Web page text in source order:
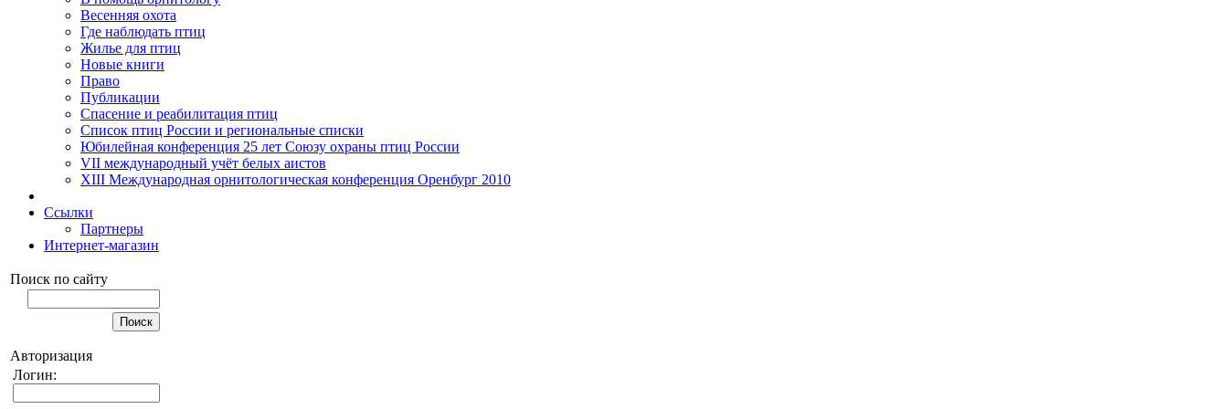
Весенняя охота
Где наблюдать птиц
Жилье для птиц
Новые книги
Право
Публикации
Спасение и реабилитация птиц
Список птиц России и региональные списки
Юбилейная конференция 25 лет Союзу охраны птиц России
VII международный учёт белых аистов
XIII Международная орнитологическая конференция Оренбург 2010
Ссылки
Партнеры
Интернет-магазин
Поиск по сайту
Авторизация
Логин: